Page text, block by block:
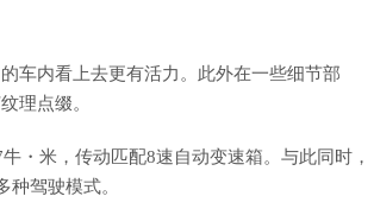
车内看上去更有活力。此外在一些细节部
理点缀。
・米，传动匹配8速自动变速箱。与此同时，
驾驶模式。